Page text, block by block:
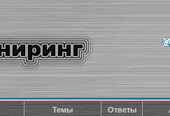
Темы Ответы